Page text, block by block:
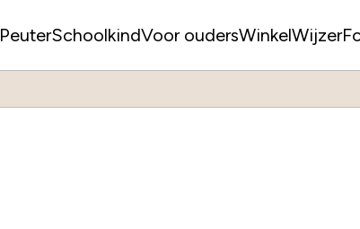
PeuterSchoolkindVoor oudersWinkelWijzer